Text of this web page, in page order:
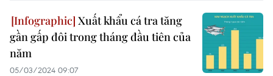
Xuất khẩu cá tra tăng
gần gấp đôi trong tháng đầu tiên của
năm
05/03/2024 09:07